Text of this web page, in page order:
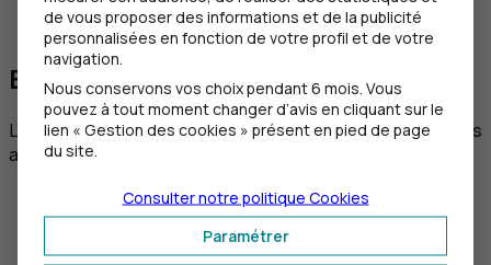
des emails,SMSou publicités.
Et l'IAdans tout cela ?
L’intelligence artificielle procure des ressources illimitées
aux cybercriminels, en leur permettant de réaliser :
phishingsde plus en plus convaincants. L’
permet notamment d’imiter parfaitement le style
d’écriture d’une personne ou d’une entreprise ;
de vous proposer des informations et de la publicité
personnalisées en fonction de votre profil et de votre
navigation.
Nous conservons vos choix pendant 6 mois. Vous
pouvez à tout moment changer d’avis en cliquant sur le
lien « Gestion des cookies » présent en pied de page
du site.
Paramétrer
Consulter notre politique Cookies